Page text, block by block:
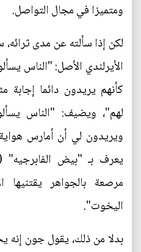
ومتميزا في مجال التواصل.
لكن إذا سألته عن مدى
الأيرلندي الأصل: "الناس
كأنهم يريدون دائما إجابة
لهم"، ويضيف: "الناس
ويريدون لي أن أمارس
يعرف بـ "بيض الفابرجيه"
مرصعة بالجواهر
اليخوت".
بدلا من ذلك، يقول جون